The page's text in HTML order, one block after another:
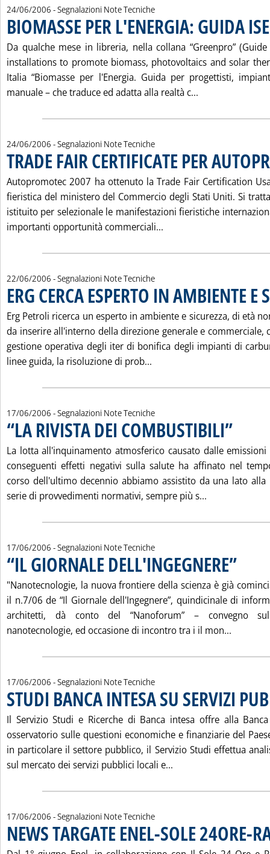
24/06/2006 - Segnalazioni Note Tecniche
BIOMASSE PER L'ENERGIA: GUIDA
Da qualche mese in libreria, nella collana “Greenpro”
installations to promote biomass, photovoltaics and solar
Italia “Biomasse per l'Energia. Guida per progettisti,
manuale – che traduce ed adatta alla realtà c...
24/06/2006 - Segnalazioni Note Tecniche
TRADE FAIR CERTIFICATE PER
. Pubblicata sabato 24 giugno 2006 alle 14.27.
Autopromotec 2007 ha ottenuto la Trade Fair Certification
fieristica del ministero del Commercio degli Stati Uniti. Si
istituito per selezionale le manifestazioni fieristiche
importanti opportunità commerciali...
22/06/2006 - Segnalazioni Note Tecniche
ERG CERCA ESPERTO IN AMBIENTE E
Erg Petroli ricerca un esperto in ambiente e sicurezza, di età
da inserire all'interno della direzione generale e commerciale,
gestione operativa degli iter di bonifica degli impianti di
linee guida, la risoluzione di prob...
17/06/2006 - Segnalazioni Note Tecniche
“LA RIVISTA DEI COMBUSTIBILI”. Pubblicata
La lotta all'inquinamento atmosferico causato dalle
conseguenti effetti negativi sulla salute ha affinato nel
corso dell'ultimo decennio abbiamo assistito da una lato
serie di provvedimenti normativi, sempre più s...
17/06/2006 - Segnalazioni Note Tecniche
“IL GIORNALE DELL'INGEGNERE”.
"Nanotecnologie, la nuova frontiere della scienza è già
il n.7/06 de “Il Giornale dell'Ingegnere”, quindicinale di
architetti, dà conto del “Nanoforum” – convegno
nanotecnologie, ed occasione di incontro tra i il mon...
17/06/2006 - Segnalazioni Note Tecniche
STUDI BANCA INTESA SU SERVIZI
Il Servizio Studi e Ricerche di Banca intesa offre alla
osservatorio sulle questioni economiche e finanziarie del
in particolare il settore pubblico, il Servizio Studi effettua
sul mercato dei servizi pubblici locali e...
17/06/2006 - Segnalazioni Note Tecniche
NEWS TARGATE ENEL-SOLE 24ORE-